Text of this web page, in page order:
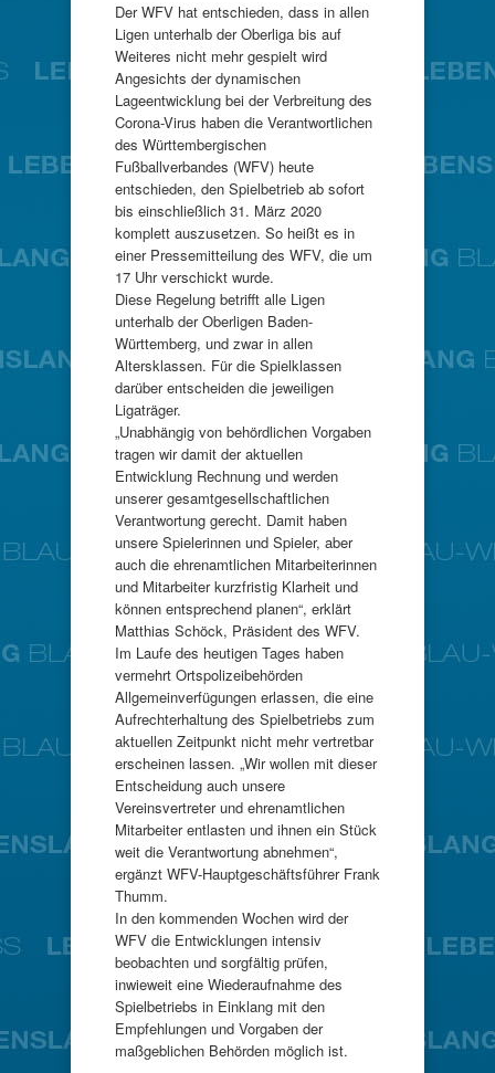
Der WFV hat entschieden, dass in allen
Ligen unterhalb der Oberliga bis auf
Weiteres nicht mehr gespielt wird
Angesichts der dynamischen
Lageentwicklung bei der Verbreitung des
Corona-Virus haben die Verantwortlichen
des Württembergischen
Fußballverbandes (WFV) heute
entschieden, den Spielbetrieb ab sofort
bis einschließlich 31. März 2020
komplett auszusetzen. So heißt es in
einer Pressemitteilung des WFV, die um
17 Uhr verschickt wurde.
Diese Regelung betrifft alle Ligen
unterhalb der Oberligen Baden-
Württemberg, und zwar in allen
Altersklassen. Für die Spielklassen
darüber entscheiden die jeweiligen
Ligaträger.
„Unabhängig von behördlichen Vorgaben
tragen wir damit der aktuellen
Entwicklung Rechnung und werden
unserer gesamtgesellschaftlichen
Verantwortung gerecht. Damit haben
unsere Spielerinnen und Spieler, aber
auch die ehrenamtlichen Mitarbeiterinnen
und Mitarbeiter kurzfristig Klarheit und
können entsprechend planen“, erklärt
Matthias Schöck, Präsident des WFV.
Im Laufe des heutigen Tages haben
vermehrt Ortspolizeibehörden
Allgemeinverfügungen erlassen, die eine
Aufrechterhaltung des Spielbetriebs zum
aktuellen Zeitpunkt nicht mehr vertretbar
erscheinen lassen. „Wir wollen mit dieser
Entscheidung auch unsere
Vereinsvertreter und ehrenamtlichen
Mitarbeiter entlasten und ihnen ein Stück
weit die Verantwortung abnehmen“,
ergänzt WFV-Hauptgeschäftsführer Frank
Thumm.
In den kommenden Wochen wird der
WFV die Entwicklungen intensiv
beobachten und sorgfältig prüfen,
inwieweit eine Wiederaufnahme des
Spielbetriebs in Einklang mit den
Empfehlungen und Vorgaben der
maßgeblichen Behörden möglich ist.